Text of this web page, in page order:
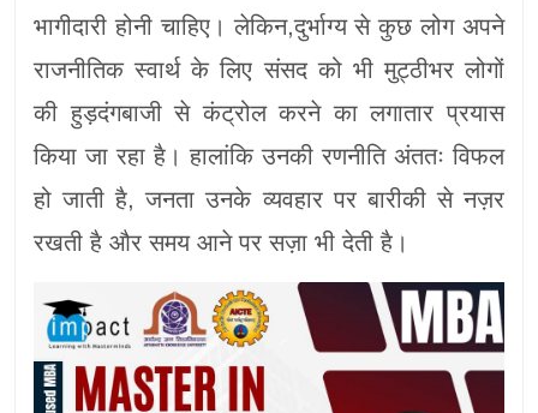
भागीदारी होनी चाहिए। लेकिन,दुर्भाग्य से कुछ लोग अपने
राजनीतिक स्वार्थ के लिए संसद को भी मुट्ठीभर लोगों
की हुड़दंगबाजी से कंट्रोल करने का लगातार प्रयास
किया जा रहा है। हालांकि उनकी रणनीति अंततः विफल
हो जाती है, जनता उनके व्यवहार पर बारीकी से नज़र
रखती है और समय आने पर सज़ा भी देती है।